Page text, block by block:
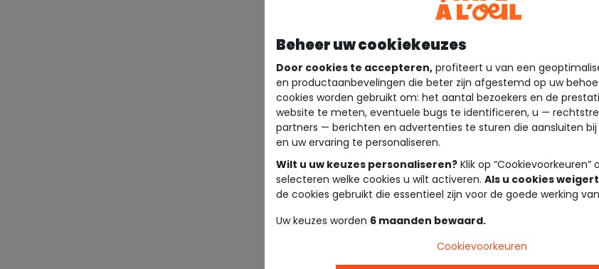
Beheer uw cookiekeuzes
Door cookies te accepteren, profiteert u van een
en productaanbevelingen die beter zijn afgestemd op uw
cookies worden gebruikt om: het aantal bezoekers en de
website te meten, eventuele bugs te identificeren, u —
partners — berichten en advertenties te sturen die aansluiten bij
en uw ervaring te personaliseren.
Wilt u uw keuzes personaliseren? Klik op “Cookievoorkeuren”
selecteren welke cookies u wilt activeren. Als u cookies
de cookies gebruikt die essentieel zijn voor de goede werking
Uw keuzes worden 6 maanden bewaard.
Cookievoorkeuren